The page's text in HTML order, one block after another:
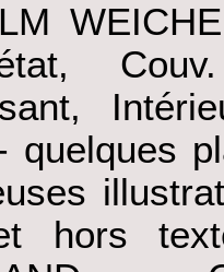
quelques
hors